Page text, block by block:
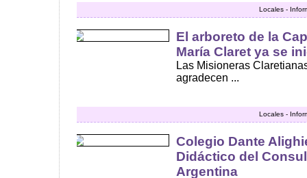
Locales -
El arboreto de la
María Claret ya se
Las Misioneras
agradecen ...
Locales -
Colegio Dante
Didáctico del
Argentina